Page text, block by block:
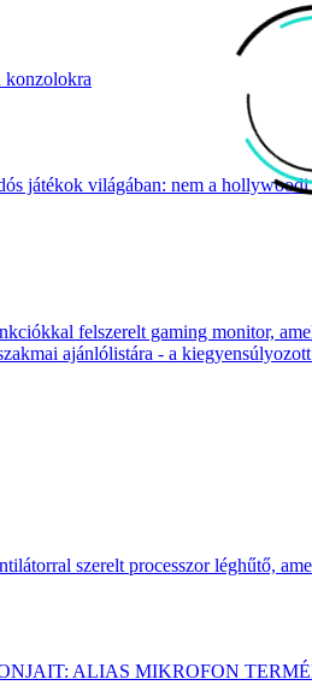
konzolokra
játékok világában: nem a
felszerelt gaming monitor,
ajánlólistára - a
szerelt processzor léghűtő,
ALIAS MIKROFON